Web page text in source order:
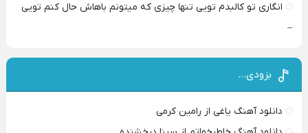
انگاری تو کالبدم تویی تنها چیزی که میتونم باهاش حال کنم تویی
–
بزودی…
دانلود آهنگ یاغی از رامین کرمی